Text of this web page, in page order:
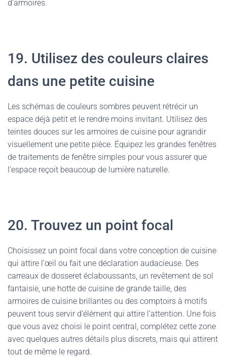
d’armoires.
19. Utilisez des couleurs claires
dans une petite cuisine
Les schémas de couleurs sombres peuvent rétrécir un
espace déjà petit et le rendre moins invitant. Utilisez des
teintes douces sur les armoires de cuisine pour agrandir
visuellement une petite pièce. Équipez les grandes fenêtres
de traitements de fenêtre simples pour vous assurer que
l’espace reçoit beaucoup de lumière naturelle.
20. Trouvez un point focal
Choisissez un point focal dans votre conception de cuisine
qui attire l’œil ou fait une déclaration audacieuse. Des
carreaux de dosseret éclaboussants, un revêtement de sol
fantaisie, une hotte de cuisine de grande taille, des
armoires de cuisine brillantes ou des comptoirs à motifs
peuvent tous servir d’élément qui attire l’attention. Une fois
que vous avez choisi le point central, complétez cette zone
avec quelques autres détails plus discrets, mais qui attirent
tout de même le regard.